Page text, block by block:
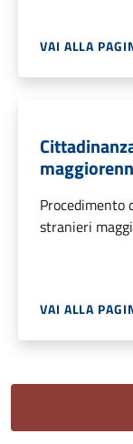
VAI ALLA
stranieri
VAI ALLA